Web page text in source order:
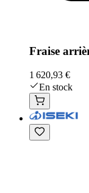
Fraise
1 620,93 €
En stock